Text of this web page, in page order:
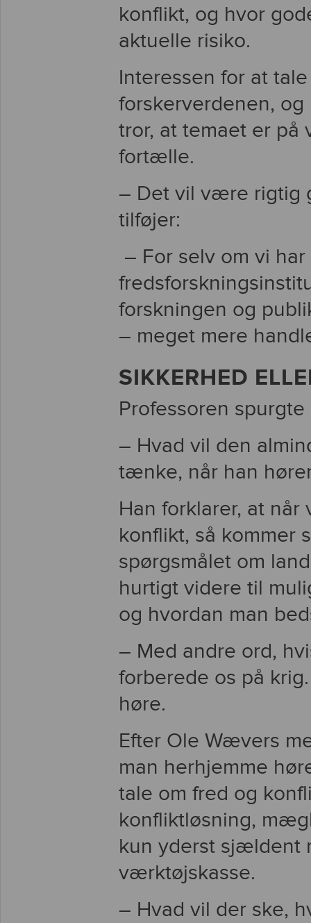
konflikt, og hvor
aktuelle risiko.
Interessen for at
forskerverdenen,
tror, at temaet er
fortælle.
– Det vil være rigtig
tilføjer:
– For selv om vi
forskningen og
– meget mere
SIKKERHED
Professoren
– Hvad vil den
tænke, når han
Han forklarer, at
konflikt, så kommer
spørgsmålet om
hurtigt videre til
og hvordan man
– Med andre ord,
forberede os på
høre.
Efter Ole Wævers
man herhjemme
tale om fred og
konfliktløsning,
kun yderst sjældent
værktøjskasse.
– Hvad vil der ske,